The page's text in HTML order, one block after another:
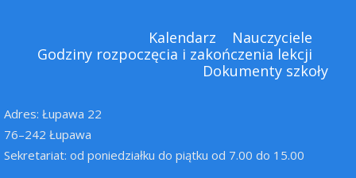
Kalendarz
Nauczyciele
Godziny rozpoczęcia i zakończenia lekcji
Dokumenty szkoły
Adres: Łupawa 22
76–242 Łupawa
Sekretariat: od poniedziałku do piątku od 7.00 do 15.00